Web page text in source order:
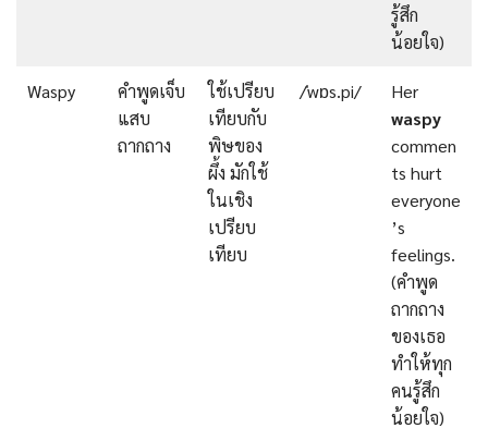
รู้สึก
น้อยใจ)
Waspy
คำพูดเจ็บ
แสบ
ถากถาง
ใช้เปรียบ
เทียบกับ
พิษของ
ผึ้ง มักใช้
ในเชิง
เปรียบ
เทียบ
/ˈwɒs.pi/
Her
waspy
commen
ts hurt
everyone
’s
feelings.
(คำพูด
ถากถาง
ของเธอ
ทำให้ทุก
คนรู้สึก
น้อยใจ)